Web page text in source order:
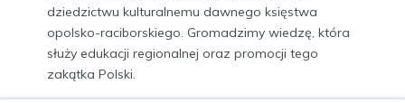
dziedzictwu kulturalnemu dawnego księstwa
opolsko-raciborskiego. Gromadzimy wiedzę, która
służy edukacji regionalnej oraz promocji tego
zakątka Polski.